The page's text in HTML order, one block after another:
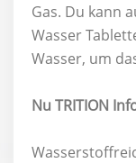
Gas. Du kann
Wasser
Wasser, um
Nu TRITION